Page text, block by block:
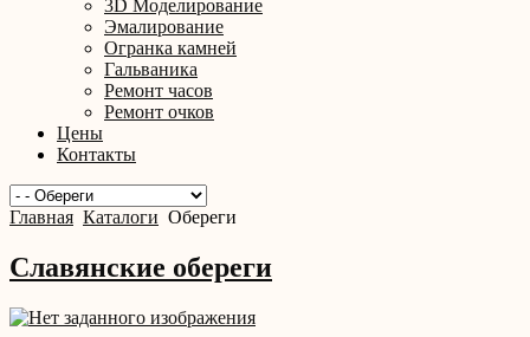
3D Моделирование
Эмалирование
Огранка камней
Гальваника
Ремонт часов
Ремонт очков
Цены
Контакты
Главная Каталоги Обереги
Славянские обереги